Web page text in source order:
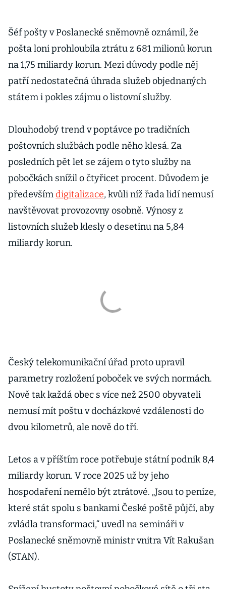
Šéf pošty v Poslanecké sněmovně oznámil, že
pošta loni prohloubila ztrátu z 681 milionů korun
na 1,75 miliardy korun. Mezi důvody podle něj
patří nedostatečná úhrada služeb objednaných
státem i pokles zájmu o listovní služby.
Dlouhodobý trend v poptávce po tradičních
poštovních službách podle něho klesá. Za
posledních pět let se zájem o tyto služby na
pobočkách snížil o čtyřicet procent. Důvodem je
předevšímdigitalizace, kvůli níž řada lidí nemusí
navštěvovat provozovny osobně. Výnosy z
listovních služeb klesly o desetinu na 5,84
miliardy korun.
Český telekomunikační úřad proto upravil
parametry rozložení poboček ve svých normách.
Nově tak každá obec s více než 2500 obyvateli
nemusí mít poštu v docházkové vzdálenosti do
dvou kilometrů, ale nově do tří.
Letos a v příštím roce potřebuje státní podnik 8,4
miliardy korun. V roce 2025 už by jeho
hospodaření nemělo být ztrátové. „Jsou to peníze,
které stát spolu s bankami České poště půjčí, aby
zvládla transformaci,“ uvedl na semináři v
Poslanecké sněmovně ministr vnitra Vít Rakušan
(STAN).